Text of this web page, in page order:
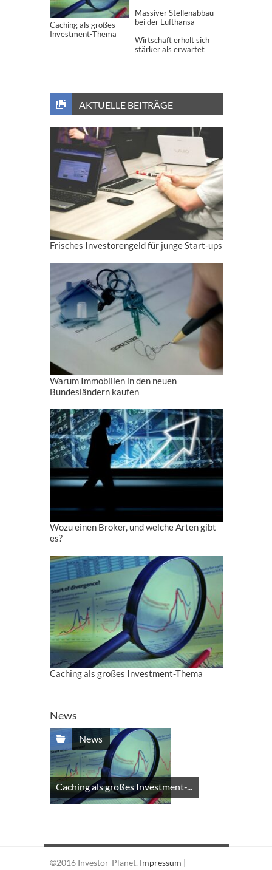
Caching als großes
Investment-Thema
Massiver Stellenabbau
bei der Lufthansa
Wirtschaft erholt sich
stärker als erwartet
AKTUELLE BEITRÄGE
Frisches Investorengeld für junge Start-ups
Warum Immobilien in den neuen
Bundesländern kaufen
Wozu einen Broker, und welche Arten gibt
es?
Caching als großes Investment-Thema
News
News
Caching als großes Investment-...
©2016 Investor-Planet. Impressum |